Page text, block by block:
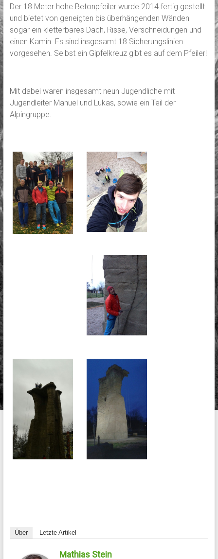
Der 18 Meter hohe Betonpfeiler wurde 2014 fertig gestellt
und bietet von geneigten bis überhängenden Wänden
sogar ein kletterbares Dach, Risse, Verschneidungen und
einen Kamin. Es sind insgesamt 18 Sicherungslinien
vorgesehen. Selbst ein Gipfelkreuz gibt es auf dem Pfeiler!
Mit dabei waren insgesamt neun Jugendliche mit
Jugendleiter Manuel und Lukas, sowie ein Teil der
Alpingruppe.
Über Letzte Artikel
Mathias Stein